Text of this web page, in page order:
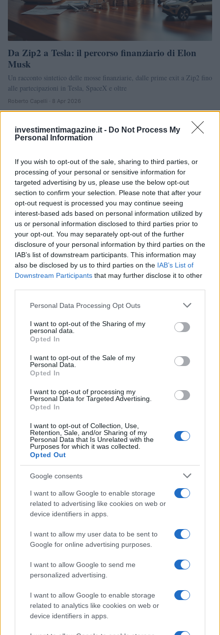
investimentimagazine.it - Do Not Process My
Personal Information
If you wish to opt-out of the sale, sharing to third parties, or
processing of your personal or sensitive information for
targeted advertising by us, please use the below opt-out
section to confirm your selection. Please note that after your
opt-out request is processed you may continue seeing
interest-based ads based on personal information utilized by
us or personal information disclosed to third parties prior to
your opt-out. You may separately opt-out of the further
disclosure of your personal information by third parties on the
IAB’s list of downstream participants. This information may
also be disclosed by us to third parties on the IAB’s List of
Downstream Participants that may further disclose it to other
Please note that this website/app uses one or more Google
not limited to your visit or usage behaviour. You may click to
grant or deny consent to Google and its third-party tags to
use your data for below specified purposes in below Google
consent section.
Personal Data Processing Opt Outs
I want to opt-out of the Sharing of my
personal data.
Opted In
I want to opt-out of the Sale of my
Personal Data.
Opted In
I want to opt-out of processing my
Personal Data for Targeted Advertising.
Opted In
I want to opt-out of Collection, Use,
Retention, Sale, and/or Sharing of my
Personal Data that Is Unrelated with the
Purposes for which it was collected.
Opted Out
Google consents
I want to allow Google to enable storage
related to advertising like cookies on web or
device identifiers in apps.
I want to allow my user data to be sent to
Google for online advertising purposes.
I want to allow Google to send me
personalized advertising.
I want to allow Google to enable storage
related to analytics like cookies on web or
device identifiers in apps.
Da Zip2 a Tesla: il percorso finanziario di Elon
Musk
Un racconto sintetico delle mosse finanziarie, dalle prime exit a Zip2 fino
alle partecipazioni in Tesla, SpaceX e oltre
Roberto Capelli · 8 Apr 2026
Nowcast a confronto: cosa rivela la decelerazione
del core gdp
un grafico riepiloga nowcast e survey e segnala una decelerazione del
core gdp rispetto al trend 2026-24 e alla mediana della survey…
Roberto Capelli · 3 Apr 2026
QUOTAZIONI CRYPTO
Nome Prezzo
Eureka Bridged PAX
Gold (Terra
Kinza Babylon Staked